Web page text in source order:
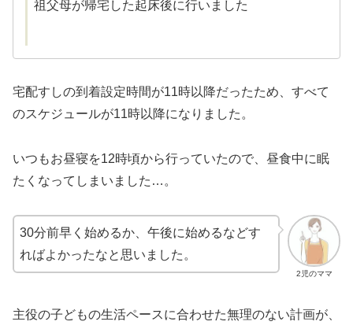
祖父母が帰宅した起床後に行いました
宅配すしの到着設定時間が11時以降だったため、すべて
のスケジュールが11時以降になりました。
いつもお昼寝を12時頃から行っていたので、昼食中に眠
たくなってしまいました…。
2児のママ
30分前早く始めるか、午後に始めるなどす
ればよかったなと思いました。
主役の子どもの生活ペースに合わせた無理のない計画が、